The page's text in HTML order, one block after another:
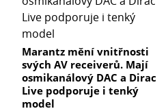
Marantz mění vnitřnosti
svých AV receiverů. Mají
osmikanálový DAC a Dirac
Live podporuje i tenký
model